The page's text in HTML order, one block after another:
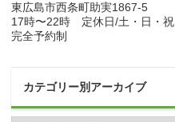
東広島市西条町助実1867-5
17時〜22時 定休日/土・日・祝
完全予約制
カテゴリー別アーカイブ
カ